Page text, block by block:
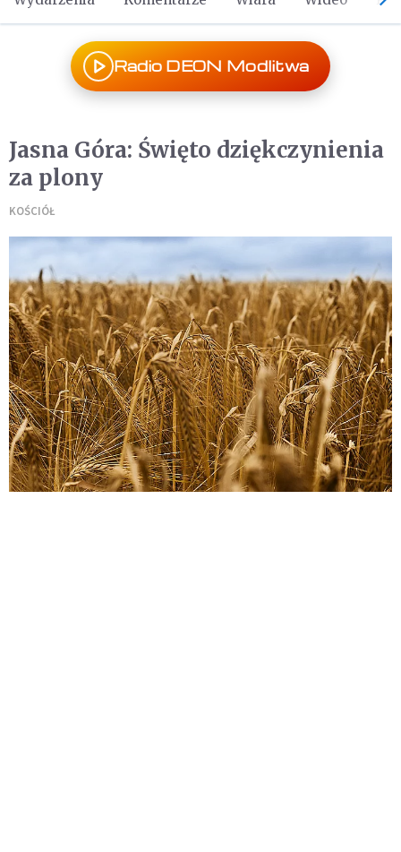
Radio DEON Modlitwa
Jasna Góra: Święto dziękczynienia
za plony
KOŚCIÓŁ